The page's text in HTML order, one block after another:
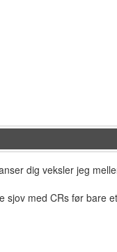
dig veksler jeg
sjov med CRs før bare